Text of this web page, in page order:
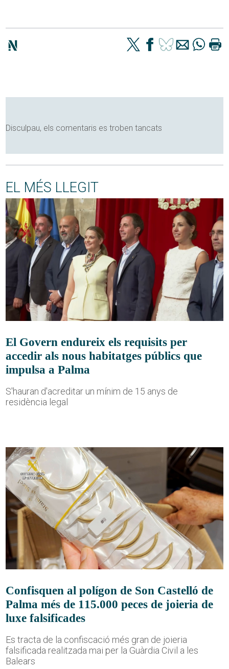
Disculpau, els comentaris es troben tancats
EL MÉS LLEGIT
El Govern endureix els requisits per
accedir als nous habitatges públics que
impulsa a Palma
S'hauran d'acreditar un mínim de 15 anys de
residència legal
Confisquen al polígon de Son Castelló de
Palma més de 115.000 peces de joieria de
luxe falsificades
Es tracta de la confiscació més gran de joieria
falsificada realitzada mai per la Guàrdia Civil a les
Balears